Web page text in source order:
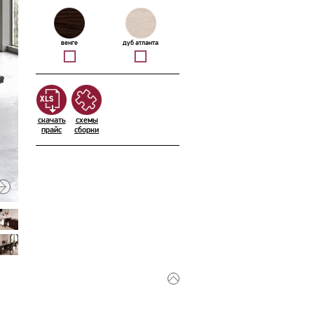
венге дуб атланта
скачать
прайс
схемы
сборки